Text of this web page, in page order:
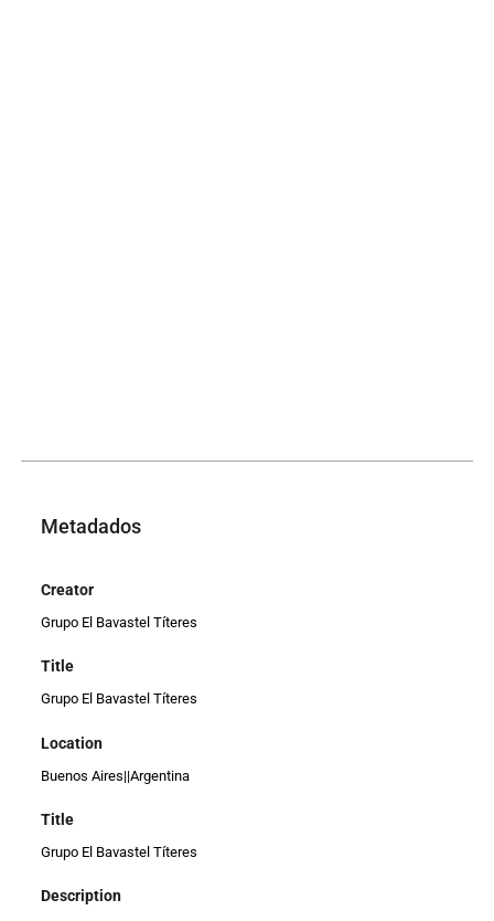
Metadados
Creator
Grupo El Bavastel Títeres
Title
Grupo El Bavastel Títeres
Location
Buenos Aires||Argentina
Title
Grupo El Bavastel Títeres
Description